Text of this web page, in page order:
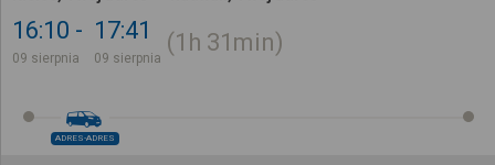
16:10
09 sierpnia
17:41
09 sierpnia
1h 31min
ADRES-ADRES